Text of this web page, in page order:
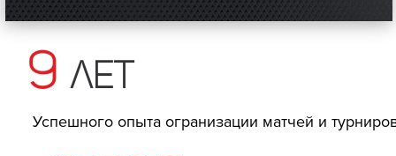
9лет
Успешного опыта огранизации матчей и